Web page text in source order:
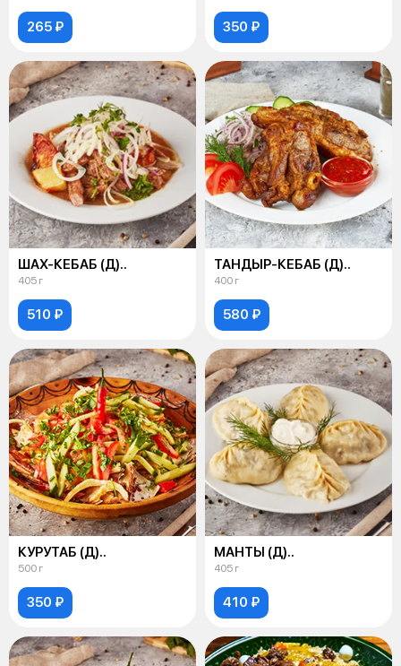
265 ₽ 350 ₽
ШАХ-КЕБАБ (Д)..
405 г
510 ₽
ТАНДЫР-КЕБАБ (Д)..
400 г
580 ₽
КУРУТАБ (Д)..
500 г
350 ₽
МАНТЫ (Д)..
405 г
410 ₽